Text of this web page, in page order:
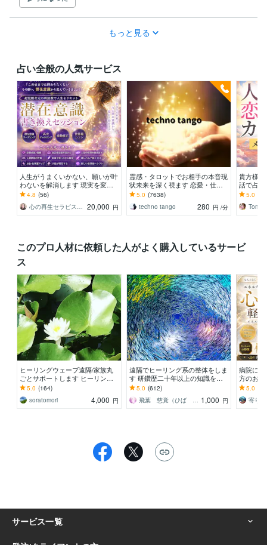
もっと見る
占い全般の人気サービス
人生がうまくいかない、願いが叶
わないを解消します 現実を変え
るために努力したのに、自力では
もう無理と感じている
4.8 (56)
心の再生セラピスト YASUKO 20,000 円
霊感・タロットでお相手の本音現
状未来を深く視ます 恋愛・仕
事・家族・人間関係の本質を見抜
きスピード解決へ
5.0 (7638)
techno tango
280 円 /分
貴方様
話で占
オラク
ドを使
5.0
このプロ人材に依頼した人がよく購入しているサービ
ス
ヒーリングウェーブ遠隔/家族丸
ごとサポートします ヒーリング
ウェーブによる遠隔波動調整と見
守りサポート
5.0 (164)
soratomori
4,000 円
遠隔でヒーリング系の整体をしま
す 研鑽歴二十年以上の知識を土
台に、遠隔での整体施術。
5.0 (612)
飛葉 慈覚（ひば じかく） 1,000 円
病院に
方のお
不調が
エネル
5.0